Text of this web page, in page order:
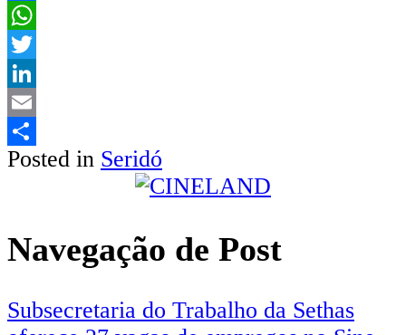
Facebook
WhatsApp
Twitter
LinkedIn
Email
Share
Posted in Seridó
Navegação de Post
Subsecretaria do Trabalho da Sethas